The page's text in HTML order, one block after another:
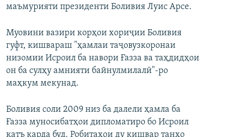
маъмурияти президенти Боливия Луис Арсе.
Муовини вазири корҳои хориҷии Боливия
гуфт, кишвараш "ҳамлаи таҷовузкоронаи
низомии Исроил ба навори Ғазза ва таҳдидҳои
он ба сулҳу амнияти байнулмилалӣ"-ро
маҳкум мекунад.
Боливия соли 2009 низ ба далели ҳамла ба
Ғазза муносибатҳои дипломатиро бо Исроил
қатъ карда буд. Робитаҳои ду кишвар танҳо